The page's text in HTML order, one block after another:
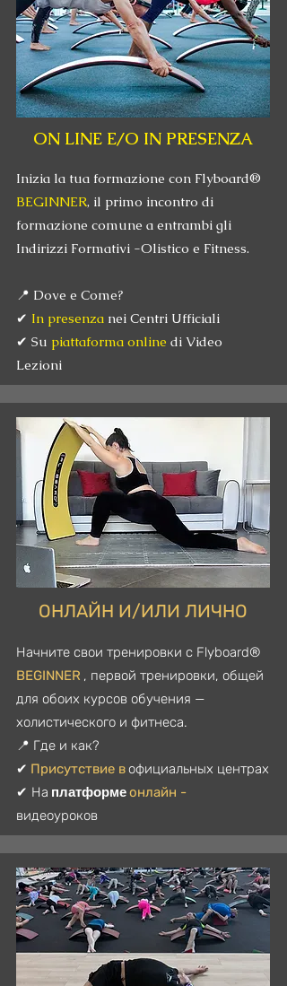
ON LINE E/O IN PRESENZA
Inizia la tua formazione con Flyboard®
BEGINNER, il primo incontro di
formazione comune a entrambi gli
Indirizzi Formativi -Olistico e Fitness.
📍 Dove e Come?
✔ In presenza nei Centri Ufficiali
✔ Su piattaforma online di Video
Lezioni
ОНЛАЙН И/ИЛИ ЛИЧНО
Начните свои тренировки с Flyboard®
BEGINNER , первой тренировки, общей
для обоих курсов обучения —
холистического и фитнеса.
📍 Где и как?
✔ Присутствие вофициальных центрах
✔ На платформеонлайн -
видеоуроков